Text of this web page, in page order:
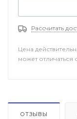
Рассчитать
Цена
может отличаться
ОТЗЫВЫ